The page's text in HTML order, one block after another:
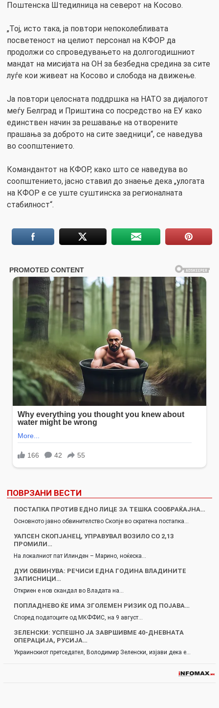
Поштенска Штедилница на северот на Косово.
„Тој, исто така, ја повтори непоколебливата
посветеност на целиот персонал на КФОР да
продолжи со спроведувањето на долгогодишниот
мандат на мисијата на ОН за безбедна средина за сите
луѓе кои живеат на Косово и слобода на движење.
Ја повтори целосната поддршка на НАТО за дијалогот
меѓу Белград и Приштина со посредство на ЕУ како
единствен начин за решавање на отворените
прашања за доброто на сите заедници“, се наведува
во соопштението.
Командантот на КФОР, како што се наведува во
соопштението, јасно ставил до знаење дека „улогата
на КФОР е се уште суштинска за регионалната
стабилност“.
ПОВРЗАНИ ВЕСТИ
ПОСТАПКА ПРОТИВ ЕДНО ЛИЦЕ ЗА ТЕШКА СООБРАЌАЈНА…
Основното јавно обвинителство Скопје во скратена постапка…
УАПСЕН СКОПЈАНЕЦ, УПРАВУВАЛ ВОЗИЛО СО 2,13
ПРОМИЛИ…
На локалниот пат Илинден – Марино, ноќеска…
ДУИ ОБВИНУВА: РЕЧИСИ ЕДНА ГОДИНА ВЛАДИНИТЕ
ЗАПИСНИЦИ…
Откриен е нов скандал во Владата на…
ПОПЛАДНЕВО ЌЕ ИМА ЗГОЛЕМЕН РИЗИК ОД ПОЈАВА…
Според податоците од МКФФИС, на 9 август…
ЗЕЛЕНСКИ: УСПЕШНО ЈА ЗАВРШИВМЕ 40-ДНЕВНАТА
ОПЕРАЦИЈА, РУСИЈА…
Украинскиот претседател, Володимир Зеленски, изјави дека е…